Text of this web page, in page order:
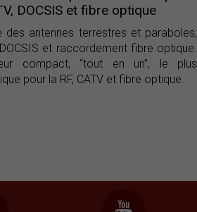
DOCSIS et fibre optique
des antennes terrestres et paraboles,
et raccordement fibre optique.
compact, “tout en un”, le plus
pour la RF, CATV et fibre optique.